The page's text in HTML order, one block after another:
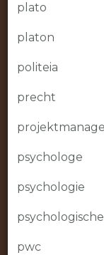
plato
platon
politeia
precht
psychologe
psychologie
pwc